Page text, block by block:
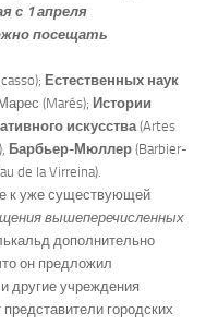
с 1 апреля
посещать
Естественных наук
(Marés); Истории
искусства(Artes
Барбьер-Мюллер (Barbier-
de la Virreina).
к уже существующей
вышеперечисленных
дополнительно
он предложил
другие учреждения
городских